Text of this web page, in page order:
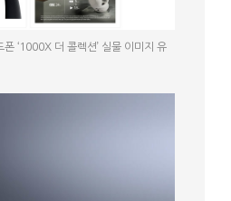
‘1000X 더 콜렉션’ 실물 이미지 유